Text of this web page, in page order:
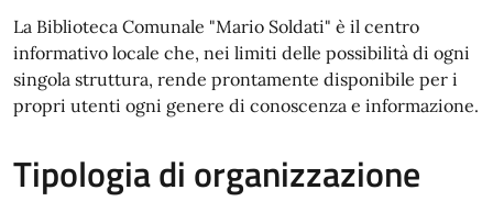
La Biblioteca Comunale "Mario Soldati" è il centro
informativo locale che, nei limiti delle possibilità di ogni
singola struttura, rende prontamente disponibile per i
propri utenti ogni genere di conoscenza e informazione.
Tipologia di organizzazione